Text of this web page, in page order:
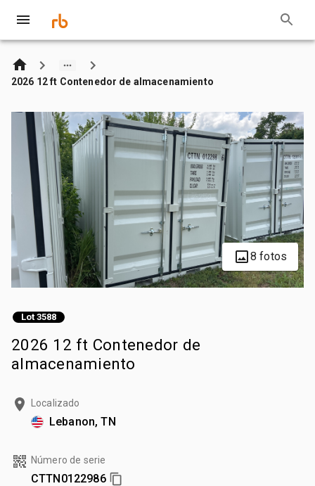
2026 12 ft Contenedor de almacenamiento
8 fotos
Lot 3588
2026 12 ft Contenedor de
almacenamiento
Localizado
Lebanon, TN
Número de serie
CTTN0122986